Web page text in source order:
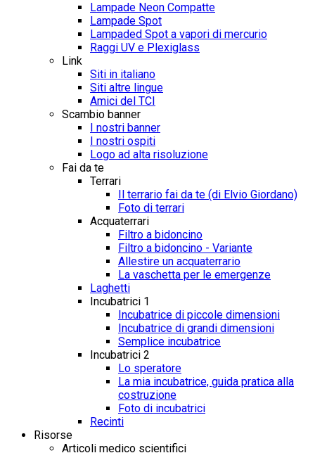
Lampade Neon Compatte
Lampade Spot
Lampaded Spot a vapori di mercurio
Raggi UV e Plexiglass
Link
Siti in italiano
Siti altre lingue
Amici del TCI
Scambio banner
I nostri banner
I nostri ospiti
Logo ad alta risoluzione
Fai da te
Terrari
Il terrario fai da te (di Elvio Giordano)
Foto di terrari
Acquaterrari
Filtro a bidoncino
Filtro a bidoncino - Variante
Allestire un acquaterrario
La vaschetta per le emergenze
Laghetti
Incubatrici 1
Incubatrice di piccole dimensioni
Incubatrice di grandi dimensioni
Semplice incubatrice
Incubatrici 2
Lo speratore
La mia incubatrice, guida pratica alla
costruzione
Foto di incubatrici
Recinti
Risorse
Articoli medico scientifici